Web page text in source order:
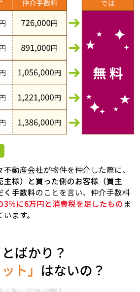
動産会社が物件を仲介した際に、
様）と買った側のお客様（買主
く手数料のことを言い、仲介手数料
3％に6万円と消費税を足したものま
ます。